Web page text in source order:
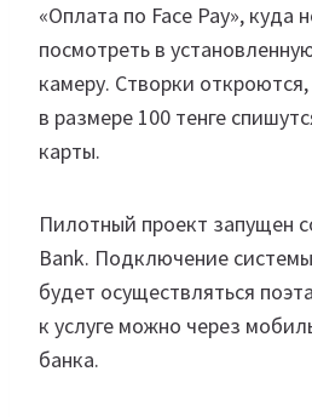
«Оплата по Face Pay», куда
посмотреть в
камеру. Створки
в размере 100 тенге
карты.
Пилотный проект запущен
Bank. Подключение
будет осуществляться
к услуге можно через
банка.